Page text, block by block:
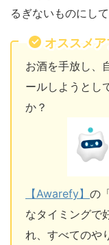
るぎないものにし
オススメ
お酒を手放し、
ールしようとし
か？
【Awarefy】 の
なタイミングで
れ、すべてのや